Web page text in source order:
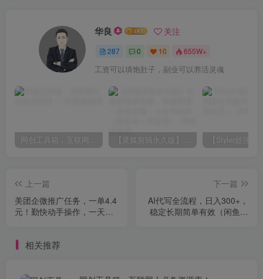
华良 关注
287 0 10 655W+
工资可以填饱肚子，副业可以养活灵魂
网创工具箱，互联网人必备资源库！ 【灵狐剪辑永久版】AI视频剪辑利器，智能混剪＋自动去重，小白可操作（附教程＋安装包）
上一篇
美团企微推广任务，一单4.4
元！勤快动手操作，一天
下一篇
AI代写全流程，日入300+，
稳定长期简单有效（闲鱼运
相关推荐